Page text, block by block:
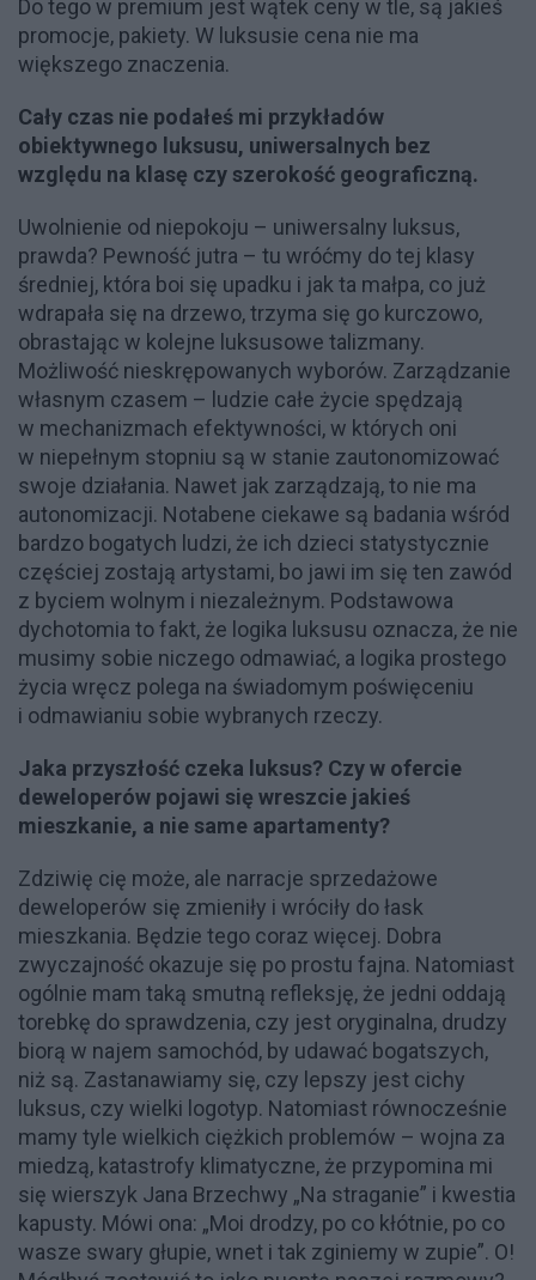
Do tego w premium jest wątek ceny w tle, są jakieś
promocje, pakiety. W luksusie cena nie ma
większego znaczenia.
Cały czas nie podałeś mi przykładów
obiektywnego luksusu, uniwersalnych bez
względu na klasę czy szerokość geograficzną.
Uwolnienie od niepokoju – uniwersalny luksus,
prawda? Pewność jutra – tu wróćmy do tej klasy
średniej, która boi się upadku i jak ta małpa, co już
wdrapała się na drzewo, trzyma się go kurczowo,
obrastając w kolejne luksusowe talizmany.
Możliwość nieskrępowanych wyborów. Zarządzanie
własnym czasem – ludzie całe życie spędzają
w mechanizmach efektywności, w których oni
w niepełnym stopniu są w stanie zautonomizować
swoje działania. Nawet jak zarządzają, to nie ma
autonomizacji. Notabene ciekawe są badania wśród
bardzo bogatych ludzi, że ich dzieci statystycznie
częściej zostają artystami, bo jawi im się ten zawód
z byciem wolnym i niezależnym. Podstawowa
dychotomia to fakt, że logika luksusu oznacza, że nie
musimy sobie niczego odmawiać, a logika prostego
życia wręcz polega na świadomym poświęceniu
i odmawianiu sobie wybranych rzeczy.
Jaka przyszłość czeka luksus? Czy w ofercie
deweloperów pojawi się wreszcie jakieś
mieszkanie, a nie same apartamenty?
Zdziwię cię może, ale narracje sprzedażowe
deweloperów się zmieniły i wróciły do łask
mieszkania. Będzie tego coraz więcej. Dobra
zwyczajność okazuje się po prostu fajna. Natomiast
ogólnie mam taką smutną refleksję, że jedni oddają
torebkę do sprawdzenia, czy jest oryginalna, drudzy
biorą w najem samochód, by udawać bogatszych,
niż są. Zastanawiamy się, czy lepszy jest cichy
luksus, czy wielki logotyp. Natomiast równocześnie
mamy tyle wielkich ciężkich problemów – wojna za
miedzą, katastrofy klimatyczne, że przypomina mi
się wierszyk Jana Brzechwy „Na straganie” i kwestia
kapusty. Mówi ona: „Moi drodzy, po co kłótnie, po co
wasze swary głupie, wnet i tak zginiemy w zupie”. O!